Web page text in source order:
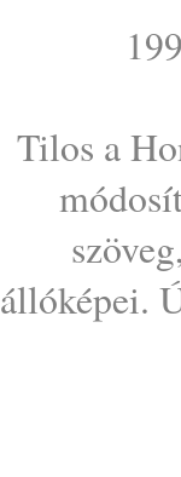
Tilos a
állóképei.